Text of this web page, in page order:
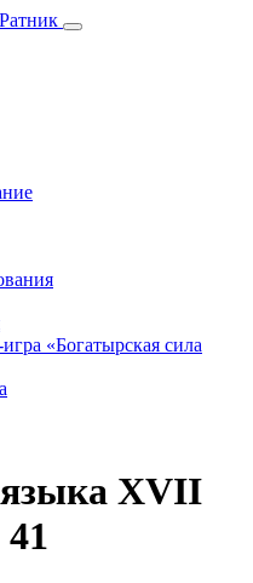
«Богатырская сила
языка XVII